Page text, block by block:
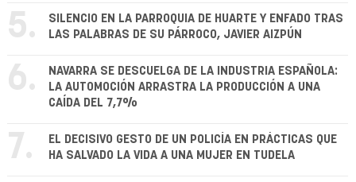
5.
SILENCIO EN LA PARROQUIA DE HUARTE Y ENFADO TRAS
LAS PALABRAS DE SU PÁRROCO, JAVIER AIZPÚN
6.
NAVARRA SE DESCUELGA DE LA INDUSTRIA ESPAÑOLA:
LA AUTOMOCIÓN ARRASTRA LA PRODUCCIÓN A UNA
CAÍDA DEL 7,7%
7.
EL DECISIVO GESTO DE UN POLICÍA EN PRÁCTICAS QUE
HA SALVADO LA VIDA A UNA MUJER EN TUDELA